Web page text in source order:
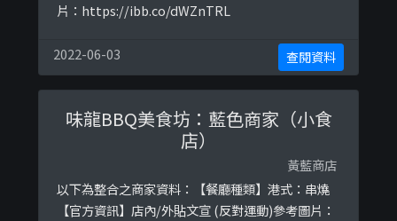
片：https://ibb.co/dWZnTRL
2022-06-03 查閱資料
味龍BBQ美食坊：藍色商家（小食
店）
黃藍商店
以下為整合之商家資料：【餐廳種類】港式：串燒
【官方資訊】店內/外貼文宣 (反對運動)參考圖片：